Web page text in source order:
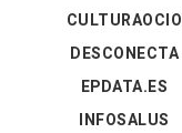
CULTURAOCIO
DESCONECTA
EPDATA.ES
INFOSALUS